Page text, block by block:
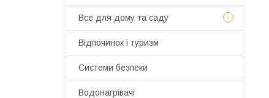
Все для дому та саду
Відпочинок і туризм
Системи безпеки
Водонагрівачі